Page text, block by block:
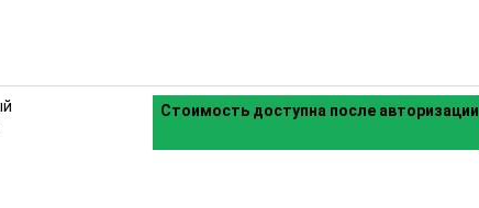
Стоимость доступна после авторизации